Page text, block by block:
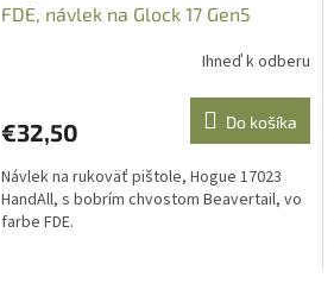
FDE, návlek na Glock 17 Gen5
Ihneď k odberu
€32,50 Do košíka
Návlek na rukoväť pištole, Hogue 17023
HandAll, s bobrím chvostom Beavertail, vo
farbe FDE.